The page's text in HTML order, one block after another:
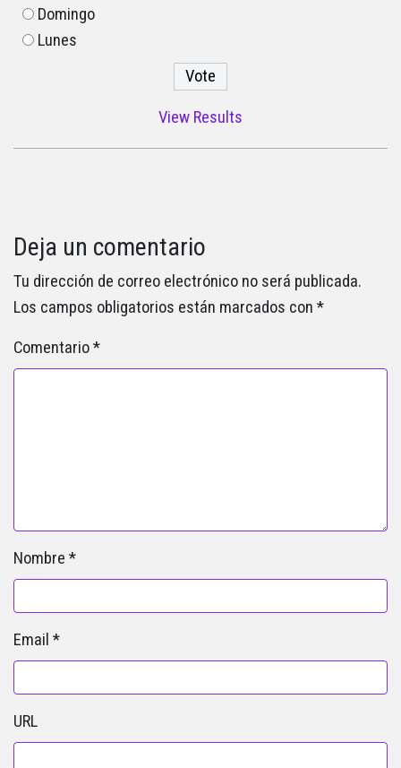
Domingo
Lunes
View Results
Deja un comentario
Tu dirección de correo electrónico no será publicada.
Los campos obligatorios están marcados con *
Comentario*
Nombre *
Email *
URL